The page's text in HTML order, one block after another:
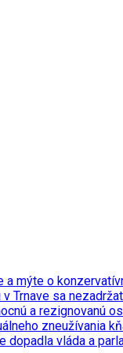
mýte o
Trnave sa
a rezignovanú
zneužívania
dopadla vláda a